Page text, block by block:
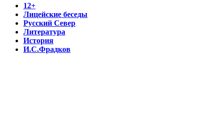
12+
Лицейские беседы
Русский Север
Литература
История
И.С.Фрадков